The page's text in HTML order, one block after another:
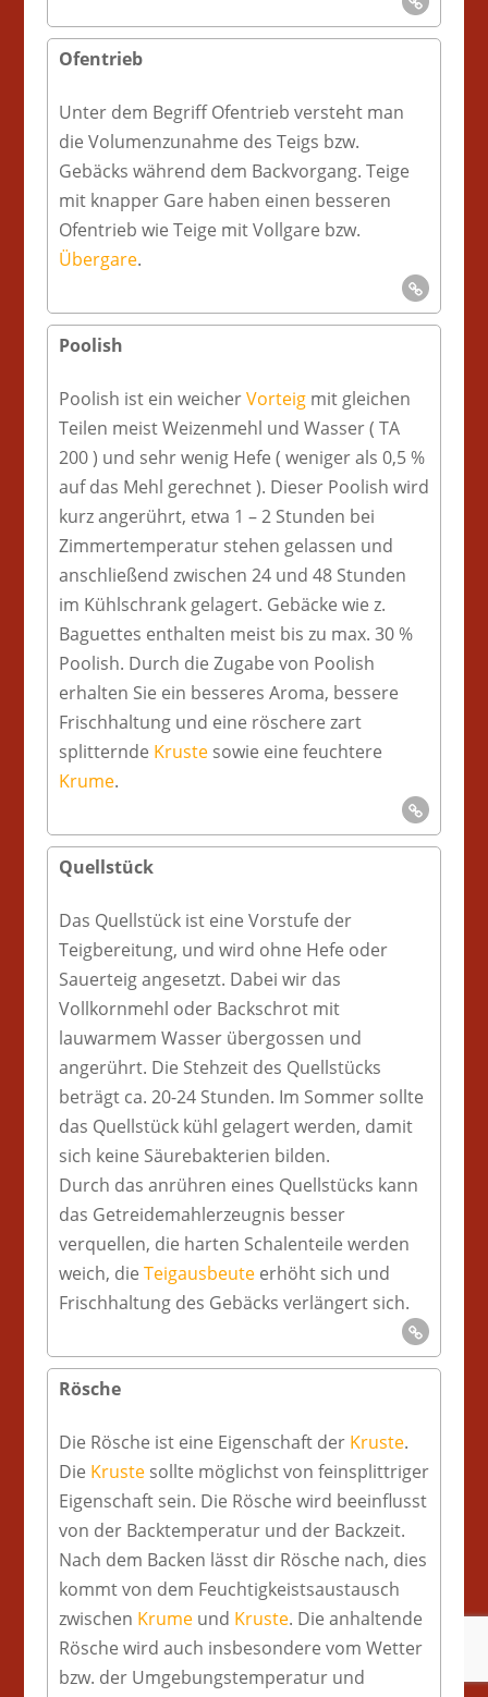
Ofentrieb
Unter dem Begriff Ofentrieb versteht man
die Volumenzunahme des Teigs bzw.
Gebäcks während dem Backvorgang. Teige
mit knapper Gare haben einen besseren
Ofentrieb wie Teige mit Vollgare bzw.
Übergare.
Poolish
Poolish ist ein weicherVorteigmit gleichen
Teilen meist Weizenmehl und Wasser ( TA
200 ) und sehr wenig Hefe ( weniger als 0,5 %
auf das Mehl gerechnet ). Dieser Poolish wird
kurz angerührt, etwa 1 – 2 Stunden bei
Zimmertemperatur stehen gelassen und
anschließend zwischen 24 und 48 Stunden
im Kühlschrank gelagert. Gebäcke wie z.
Baguettes enthalten meist bis zu max. 30 %
Poolish. Durch die Zugabe von Poolish
erhalten Sie ein besseres Aroma, bessere
Frischhaltung und eine röschere zart
splitternde Krustesowie eine feuchtere
Krume.
Quellstück
Das Quellstück ist eine Vorstufe der
Teigbereitung, und wird ohne Hefe oder
Sauerteig angesetzt. Dabei wir das
Vollkornmehl oder Backschrot mit
lauwarmem Wasser übergossen und
angerührt. Die Stehzeit des Quellstücks
beträgt ca. 20-24 Stunden. Im Sommer sollte
das Quellstück kühl gelagert werden, damit
sich keine Säurebakterien bilden.
Durch das anrühren eines Quellstücks kann
das Getreidemahlerzeugnis besser
verquellen, die harten Schalenteile werden
weich, die Teigausbeuteerhöht sich und
Frischhaltung des Gebäcks verlängert sich.
Rösche
Die Rösche ist eine Eigenschaft der Kruste.
Die Krustesollte möglichst von feinsplittriger
Eigenschaft sein. Die Rösche wird beeinflusst
von der Backtemperatur und der Backzeit.
Nach dem Backen lässt dir Rösche nach, dies
kommt von dem Feuchtigkeistsaustausch
zwischen Krumeund Kruste. Die anhaltende
Rösche wird auch insbesondere vom Wetter
bzw. der Umgebungstemperatur und